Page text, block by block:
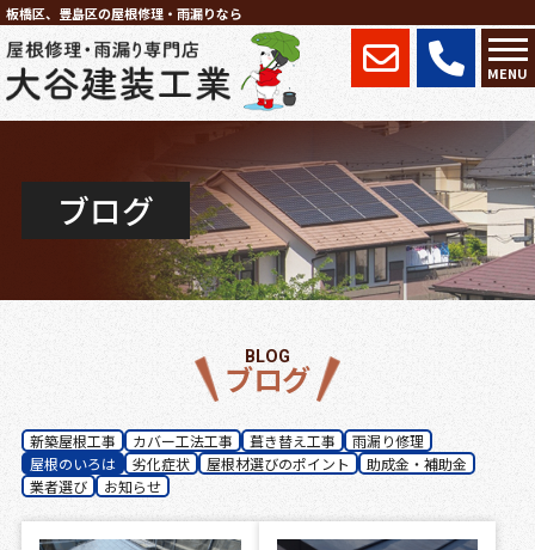
MENU
板橋区、豊島区の屋根修理・雨漏りなら
ブログ
ブログ
BLOG
新築屋根工事 カバー工法工事 葺き替え工事
雨漏り修理
屋根のいろは
劣化症状 屋根材選びのポイント
助成金・補助金
業者選び
お知らせ